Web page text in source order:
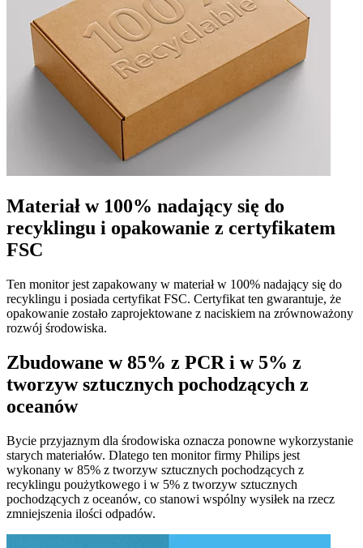
Materiał w 100% nadający się do
recyklingu i opakowanie z certyfikatem
FSC
Ten monitor jest zapakowany w materiał w 100% nadający się do
recyklingu i posiada certyfikat FSC. Certyfikat ten gwarantuje, że
opakowanie zostało zaprojektowane z naciskiem na zrównoważony
rozwój środowiska.
Zbudowane w 85% z PCR i w 5% z
tworzyw sztucznych pochodzących z
oceanów
Bycie przyjaznym dla środowiska oznacza ponowne wykorzystanie
starych materiałów. Dlatego ten monitor firmy Philips jest
wykonany w 85% z tworzyw sztucznych pochodzących z
recyklingu poużytkowego i w 5% z tworzyw sztucznych
pochodzących z oceanów, co stanowi wspólny wysiłek na rzecz
zmniejszenia ilości odpadów.